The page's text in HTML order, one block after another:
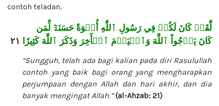
contoh teladan.
لَّقَدۡ كَانَ لَكُمۡ فِي رَسُولِ ٱللَّهِ أُسۡوَةٌ حَسَنَةٞ لِّمَن
كَانَ يَرۡجُواْ ٱللَّهَ وَٱلۡيَوۡمَ ٱلۡأٓخِرَ وَذَكَرَ ٱللَّهَ كَثِيرٗا ٢١
“Sungguh, telah ada bagi kalian pada diri Rasulullah
contoh yang baik bagi orang yang mengharapkan
perjumpaan dengan Allah dan hari akhir, dan dia
banyak mengingat Allah.”(al-Ahzab: 21)